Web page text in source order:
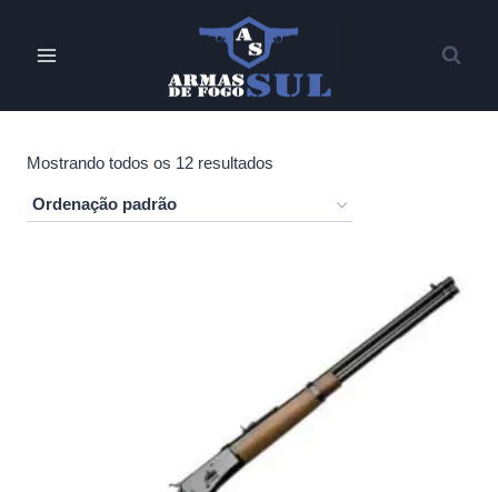
Mostrando todos os 12 resultados